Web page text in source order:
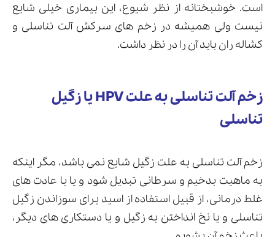
است. خوشبختانه از نظر شیوع، این بیماری خیلی شایع
نیست ولی همیشه در زخم های سرکش آلت تناسلی و
کشاله ران باید آن را در نظر داشت.
زخم آلت تناسلی به علت HPV یا زگیل
تناسلی
زخم آلت تناسلی به علت زگیل شایع نمی باشد، مگر اینکه
به ماهیت بدخیم و سرطانی تبدیل شود و یا با عادت های
غلط درمانی، از قبیل استفاده از اسید برای سوزاندن زگیل
تناسلی و یا نخ انداختن به زگیل و یا دستکاری های دیگر،